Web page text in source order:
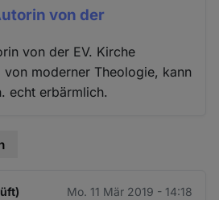
von der
von der EV. Kirche
von moderner Theologie, kann
echt erbärmlich.
Mo. 11 Mär 2019 - 14:18